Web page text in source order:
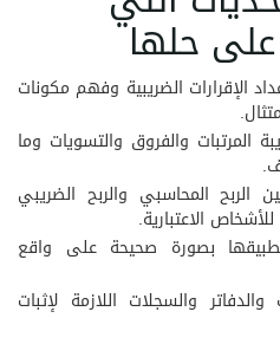
حلها
الإقرارات الضريبية وفهم مكونات
والفروق والتسويات وما
الربح المحاسبي والربح الضريبي
الاعتبارية.
بصورة صحيحة على واقع
والسجلات اللازمة لإثبات